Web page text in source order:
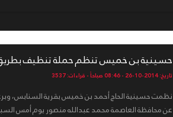
حسينية بن خميس تنظم حملة تنظيف بطريق
تاريخ: 2014-10-26 - 08:46 صباحاً - قراءات: 3537
نظمت حسينية الحاج أحمد بن خميس بقرية السنابس،
عن محافظة العاصمة محمد عبدالله منصور يوم أمس السبت (25 أكتوبر/